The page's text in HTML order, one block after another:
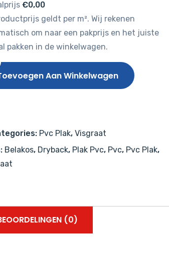
€0,00
geldt per m². Wij rekenen
om naar een pakprijs en het juiste
pakken in de winkelwagen.
Aan Winkelwagen
Pvc Plak, Visgraat
Belakos, Dryback, Plak Pvc, Pvc, Pvc Plak,
(0)